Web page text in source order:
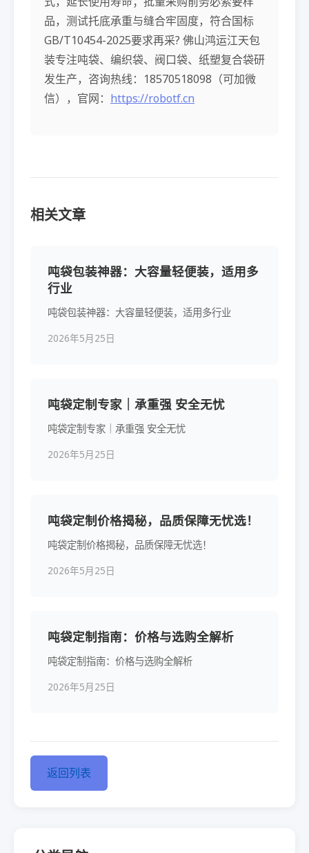
品，测试托底承重与缝合牢固度，符合国标
GB/T10454-2025要求再采? 佛山鸿运江天包
装专注吨袋、编织袋、阀口袋、纸塑复合袋研
发生产，咨询热线：18570518098（可加微
信），官网： https://robotf.cn
相关文章
吨袋包装神器：大容量轻便装，适用多
行业
吨袋包装神器：大容量轻便装，适用多行业
2026年5月25日
吨袋定制专家｜承重强 安全无忧
吨袋定制专家｜承重强 安全无忧
2026年5月25日
吨袋定制价格揭秘，品质保障无忧选！
吨袋定制价格揭秘，品质保障无忧选！
2026年5月25日
吨袋定制指南：价格与选购全解析
吨袋定制指南：价格与选购全解析
2026年5月25日
返回列表